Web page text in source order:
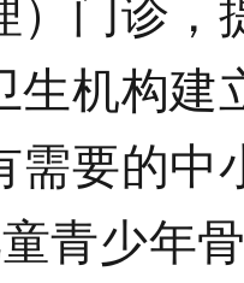
）门诊，
生机构建
需要的
青少年